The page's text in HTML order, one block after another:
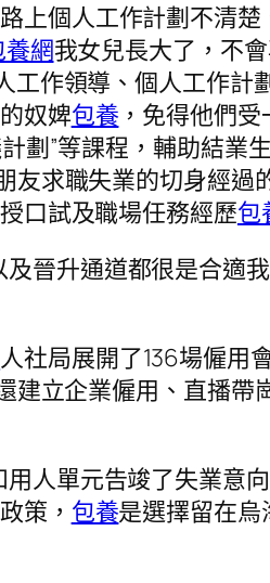
上個人工作計劃不清
養網我女兒長大了，不
工作領導、個人工作計
的奴婢包養 ，免得他們
劃”等課程，輔助結業
友求職失業的切身經過
口試及職場任務經歷包
及晉升通道都很是合適
人社局展開了136場僱用
建立企業僱用、直播
人單元告竣了失業意
策， 包養是選擇留在烏